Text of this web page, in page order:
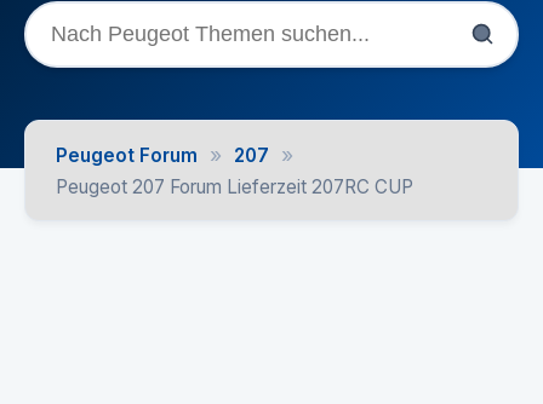
Peugeot Forum » 207 »
Peugeot 207 Forum Lieferzeit 207RC CUP